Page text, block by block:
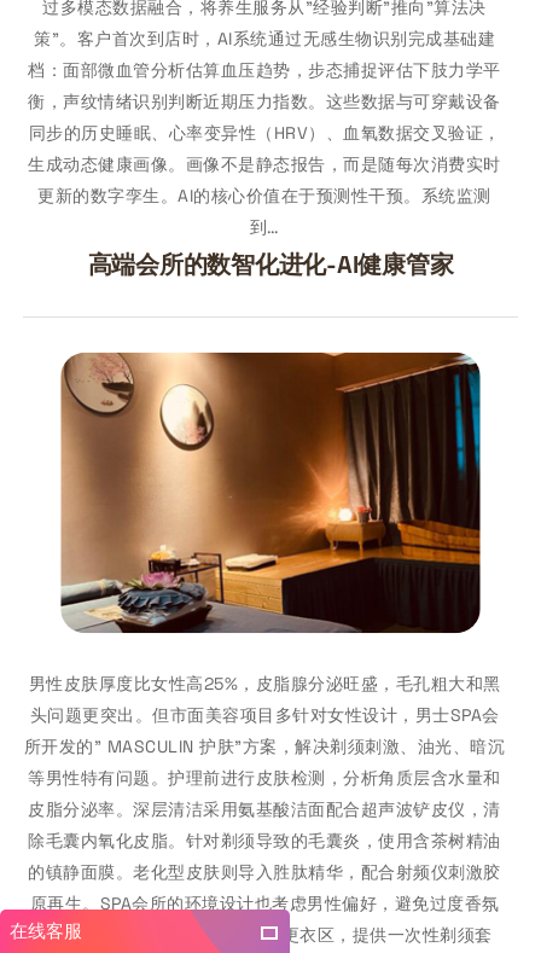
在线客服
过多模态数据融合，将养生服务从"经验判断"推向"算法决
策"。客户首次到店时，AI系统通过无感生物识别完成基础建
档：面部微血管分析估算血压趋势，步态捕捉评估下肢力学平
衡，声纹情绪识别判断近期压力指数。这些数据与可穿戴设备
同步的历史睡眠、心率变异性（HRV）、血氧数据交叉验证，
生成动态健康画像。画像不是静态报告，而是随每次消费实时
更新的数字孪生。AI的核心价值在于预测性干预。系统监测
到…
高端会所的数智化进化-AI健康管家
男性皮肤厚度比女性高25%，皮脂腺分泌旺盛，毛孔粗大和黑
头问题更突出。但市面美容项目多针对女性设计，男士SPA会
所开发的" MASCULIN 护肤"方案，解决剃须刺激、油光、暗沉
等男性特有问题。护理前进行皮肤检测，分析角质层含水量和
皮脂分泌率。深层清洁采用氨基酸洁面配合超声波铲皮仪，清
除毛囊内氧化皮脂。针对剃须导致的毛囊炎，使用含茶树精油
的镇静面膜。老化型皮肤则导入胜肽精华，配合射频仪刺激胶
原再生。SPA会所的环境设计也考虑男性偏好，避免过度香氛
和粉红装饰。护理室配备淋浴和更衣区，提供一次性剃须套